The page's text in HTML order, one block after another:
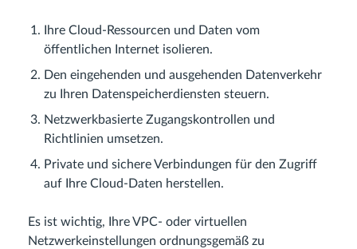
Ihre Cloud-Ressourcen und Daten vom
öffentlichen Internet isolieren.
Den eingehenden und ausgehenden Datenverkehr
zu Ihren Datenspeicherdiensten steuern.
Netzwerkbasierte Zugangskontrollen und
Richtlinien umsetzen.
Private und sichere Verbindungen für den Zugriff
auf Ihre Cloud-Daten herstellen.
Es ist wichtig, Ihre VPC- oder virtuellen
Netzwerkeinstellungen ordnungsgemäß zu